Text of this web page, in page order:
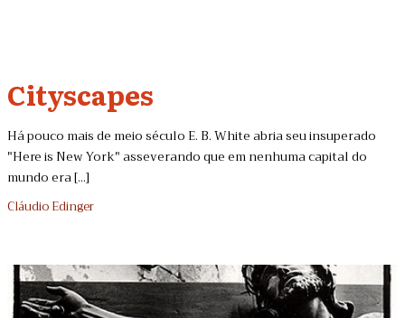
Cityscapes
Há pouco mais de meio século E. B. White abria seu insuperado
"Here is New York" asseverando que em nenhuma capital do
mundo era [...]
Cláudio Edinger